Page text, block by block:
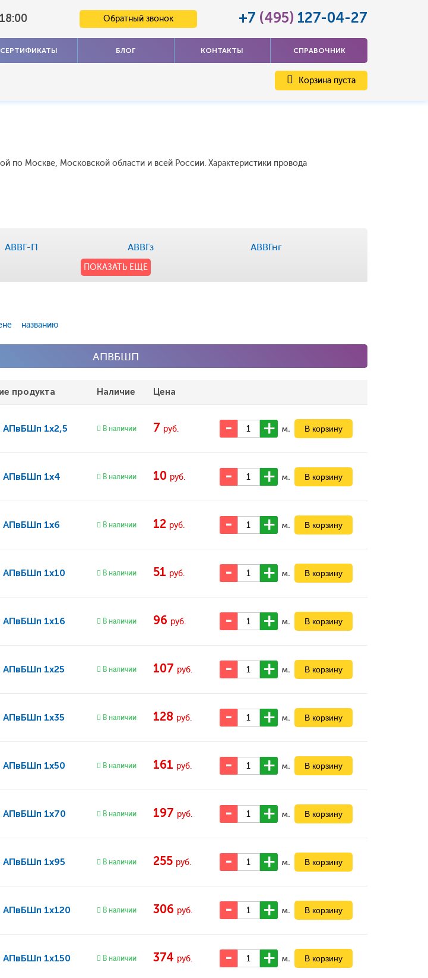
Обратный звонок +7 (495) 127-04-27
СЕРТИФИКАТЫ БЛОГ КОНТАКТЫ СПРАВОЧНИК
Корзина пуста
по Москве, Московской области и всей России. Характеристики провода
АВВГ-П АВВГз АВВГнг
ПОКАЗАТЬ ЕЩЕ
названию
АПВБШП
продукта Наличие Цена
АПвБШп 1x2,5 В наличии 7 руб. м.
АПвБШп 1x4 В наличии 10 руб. м.
АПвБШп 1x6 В наличии 12 руб. м.
АПвБШп 1x10 В наличии 51 руб. м.
АПвБШп 1x16 В наличии 96 руб. м.
АПвБШп 1x25 В наличии 107 руб. м.
АПвБШп 1x35 В наличии 128 руб. м.
АПвБШп 1x50 В наличии 161 руб. м.
АПвБШп 1x70 В наличии 197 руб. м.
АПвБШп 1x95 В наличии 255 руб. м.
АПвБШп 1x120 В наличии 306 руб. м.
АПвБШп 1x150 В наличии 374 руб. м.